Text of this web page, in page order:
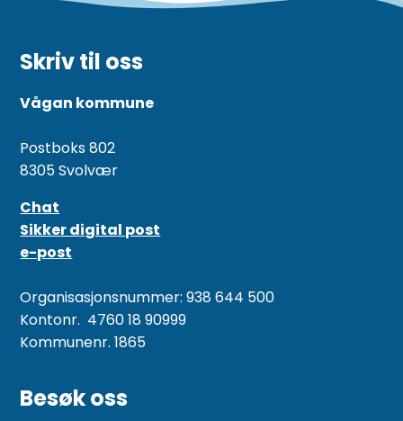
Skriv til oss
Vågan kommune
Postboks 802
8305 Svolvær
Chat
Sikker digital post
e-post
Organisasjonsnummer: 938 644 500
Kontonr. 4760 18 90999
Kommunenr. 1865
Besøk oss